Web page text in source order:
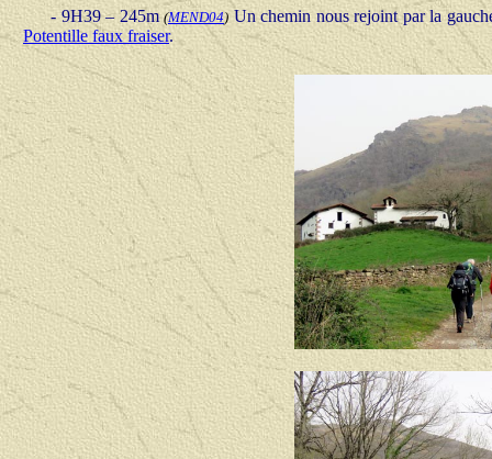
- 9H39 – 245m(MEND04) Un chemin nous rejoint par la
Potentille faux fraiser.